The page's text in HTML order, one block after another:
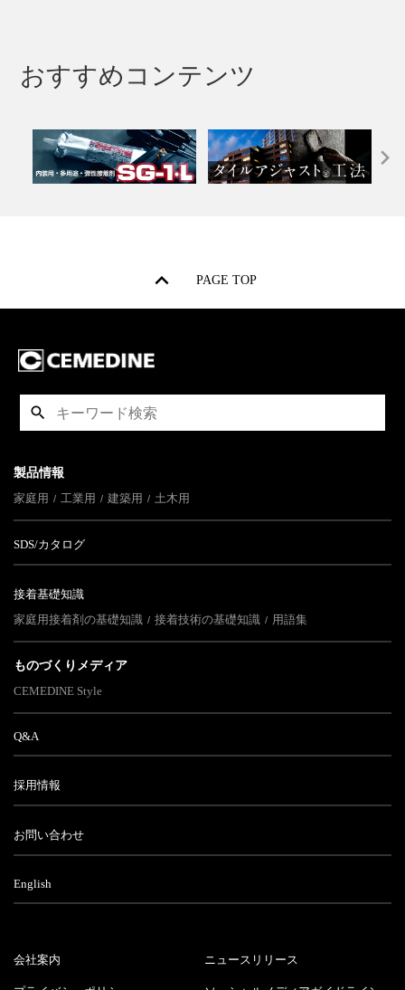
おすすめコンテンツ
PAGE TOP
製品情報
家庭用
工業用 建築用 土木用
SDS/カタログ
接着基礎知識
家庭用接着剤の基礎知識
接着技術の基礎知識 用語集
ものづくりメディア
CEMEDINE Style
Q&A
採用情報
お問い合わせ
English
会社案内 ニュースリリース